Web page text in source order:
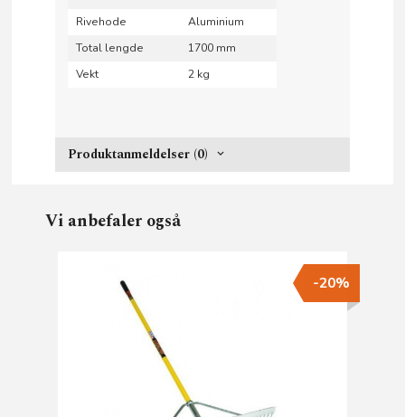
Rivehode
Aluminium
Total lengde
1700 mm
Vekt
2 kg
Produktanmeldelser (0)
Vi anbefaler også
-20%